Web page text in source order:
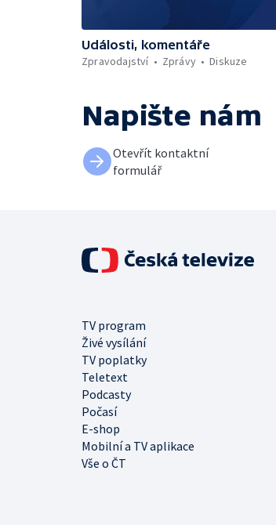
Události, komentáře
Zpravodajství
Zprávy Diskuze
Napište nám
Otevřít kontaktní
formulář
TV program
Živé vysílání
TV poplatky
Teletext
Podcasty
Počasí
E-shop
Mobilní a TV aplikace
Vše o ČT